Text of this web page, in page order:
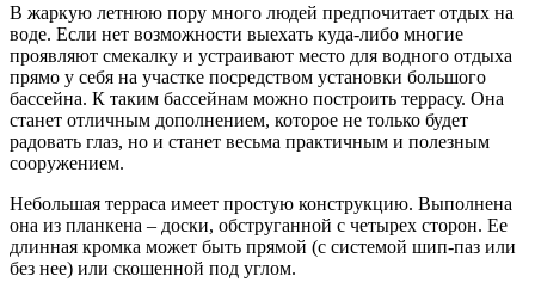
В жаркую летнюю пору много людей предпочитает отдых на
воде. Если нет возможности выехать куда-либо многие
проявляют смекалку и устраивают место для водного отдыха
прямо у себя на участке посредством установки большого
бассейна. К таким бассейнам можно построить террасу. Она
станет отличным дополнением, которое не только будет
радовать глаз, но и станет весьма практичным и полезным
сооружением.
Небольшая терраса имеет простую конструкцию. Выполнена
она из планкена – доски, обструганной с четырех сторон. Ее
длинная кромка может быть прямой (с системой шип-паз или
без нее) или скошенной под углом.